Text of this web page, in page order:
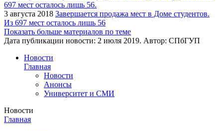
3 августа 2018 Завершается продажа мест в Доме студентов.
Из 697 мест осталось лишь 56
Показать больше материалов по теме
Дата публикации новости: 2 июля 2019. Автор: СПбГУП
Новости
Главная
Новости
Анонсы
Университет и СМИ
Новости
Главная